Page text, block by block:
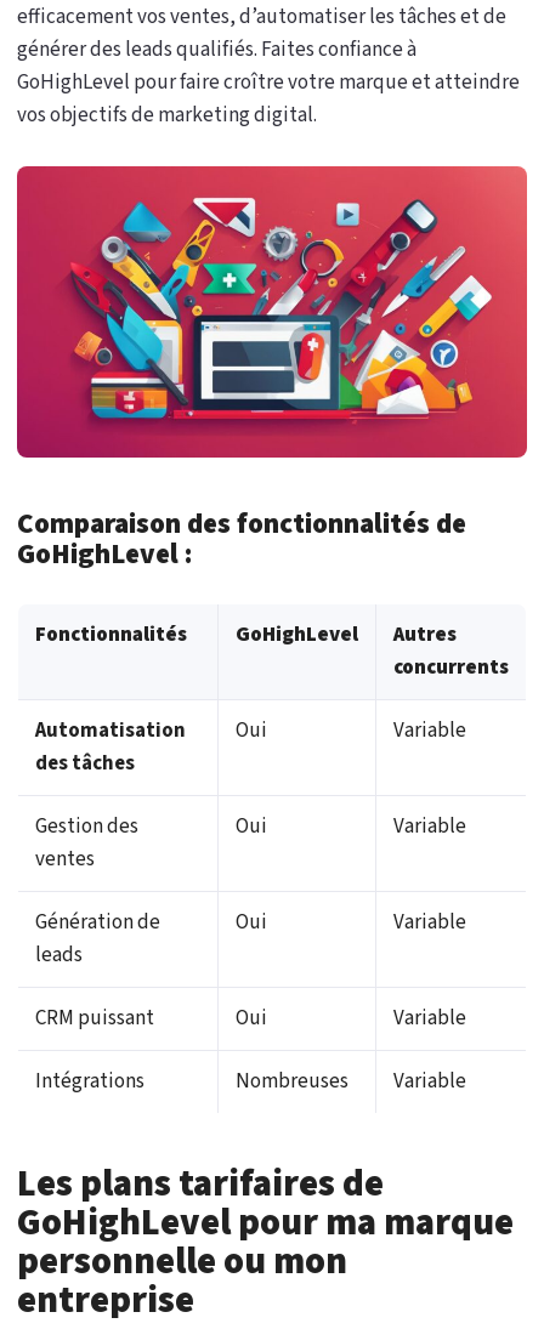
efficacement vos ventes, d’automatiser les tâches et de
générer des leads qualifiés. Faites confiance à
GoHighLevel pour faire croître votre marque et atteindre
vos objectifs de marketing digital.
Comparaison des fonctionnalités de
GoHighLevel :
Fonctionnalités GoHighLevel
Autres
concurrents
Automatisation
des tâches
Oui Variable
Gestion des
ventes
Oui Variable
Génération de
leads
Oui Variable
CRM puissant Oui Variable
Intégrations Nombreuses Variable
Les plans tarifaires de
GoHighLevel pour ma marque
personnelle ou mon
entreprise